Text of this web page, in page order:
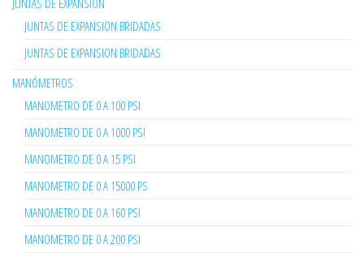
JUNTAS DE EXPANSIÓN
JUNTAS DE EXPANSION BRIDADAS
JUNTAS DE EXPANSION BRIDADAS
MANÓMETROS
MANOMETRO DE 0 A 100 PSI
MANOMETRO DE 0 A 1000 PSI
MANOMETRO DE 0 A 15 PSI
MANOMETRO DE 0 A 15000 PS
MANOMETRO DE 0 A 160 PSI
MANOMETRO DE 0 A 200 PSI